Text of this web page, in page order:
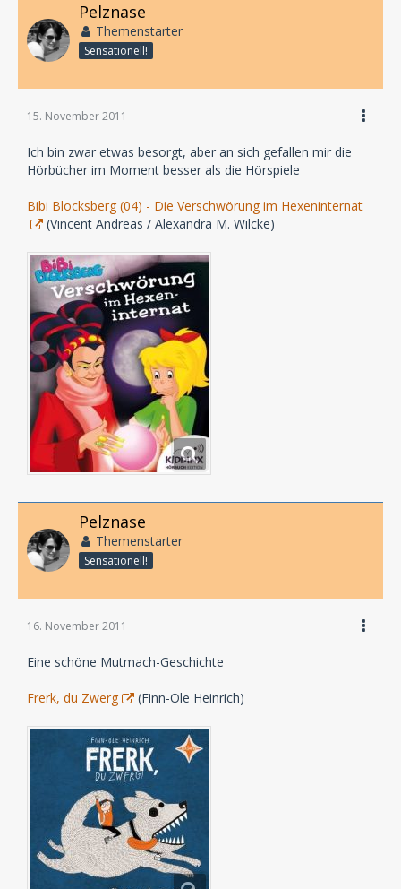
Pelznase
Themenstarter
Sensationell!
15. November 2011
Ich bin zwar etwas besorgt, aber an sich gefallen mir die
Hörbücher im Moment besser als die Hörspiele
Bibi Blocksberg (04) - Die Verschwörung im Hexeninternat
(Vincent Andreas / Alexandra M. Wilcke)
Pelznase
Themenstarter
Sensationell!
16. November 2011
Eine schöne Mutmach-Geschichte
Frerk, du Zwerg (Finn-Ole Heinrich)